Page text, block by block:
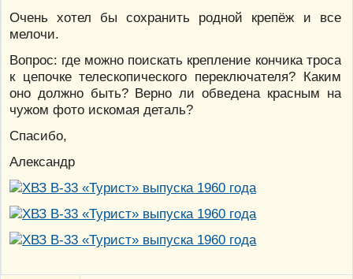
Очень хотел бы сохранить родной крепёж и все
мелочи.
Вопрос: где можно поискать крепление кончика троса
к цепочке телескопического переключателя? Каким
оно должно быть? Верно ли обведена красным на
чужом фото искомая деталь?
Спасибо,
Александр